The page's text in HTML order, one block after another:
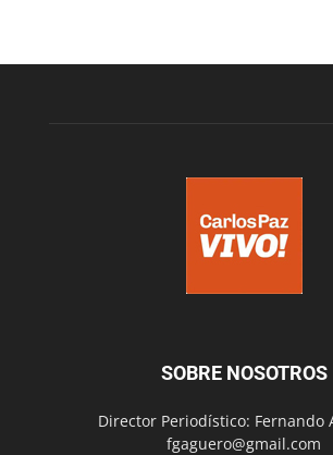
SOBRE NOSOTROS
Director Periodístico: Fernando
fgaguero@gmail.com